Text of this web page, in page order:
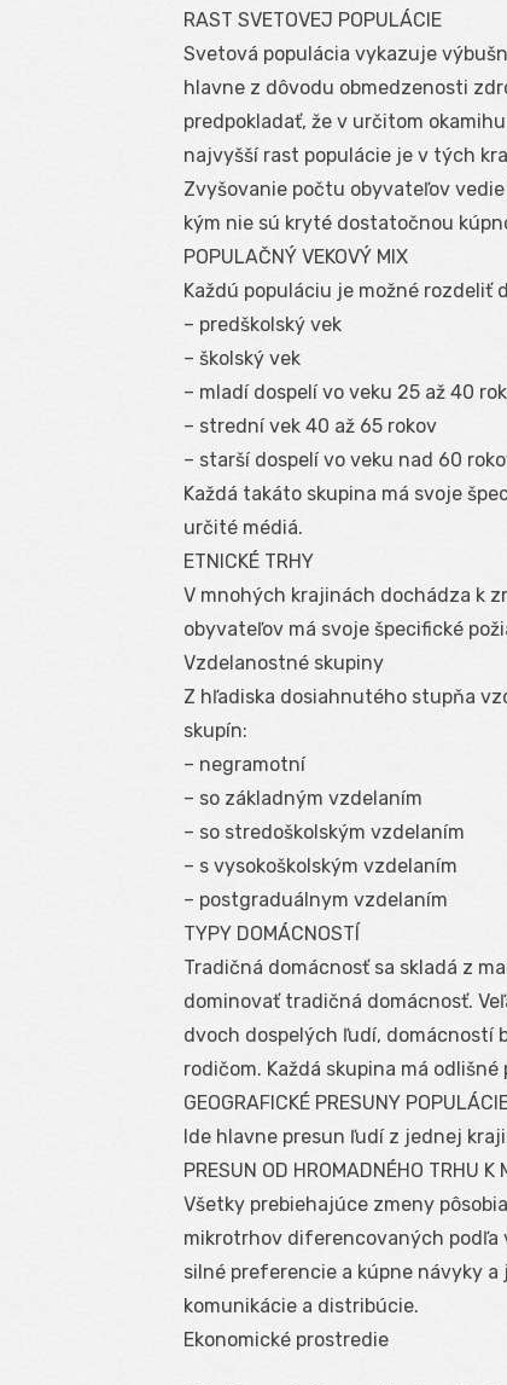
RAST SVETOVEJ POPULÁCIE
Svetová populácia vykazuje
hlavne z dôvodu obmedzenosti
predpokladať, že v určitom
najvyšší rast populácie je v tých
Zvyšovanie počtu obyvateľov
kým nie sú kryté dostatočnou
POPULAČNÝ VEKOVÝ MIX
Každú populáciu je možné rozdeliť
– predškolský vek
– školský vek
– mladí dospelí vo veku 25 až 40
– strední vek 40 až 65 rokov
– starší dospelí vo veku nad 60
Každá takáto skupina má svoje
určité médiá.
ETNICKÉ TRHY
V mnohých krajinách dochádza k
obyvateľov má svoje špecifické
Vzdelanostné skupiny
Z hľadiska dosiahnutého stupňa
skupín:
– negramotní
– so základným vzdelaním
– so stredoškolským vzdelaním
– s vysokoškolským vzdelaním
– postgraduálnym vzdelaním
TYPY DOMÁCNOSTÍ
Tradičná domácnosť sa skladá z
dominovať tradičná domácnosť.
dvoch dospelých ľudí, domácností
rodičom. Každá skupina má
GEOGRAFICKÉ PRESUNY
Ide hlavne presun ľudí z jednej
PRESUN OD HROMADNÉHO TRHU K
Všetky prebiehajúce zmeny
mikrotrhov diferencovaných podľa
silné preferencie a kúpne návyky
komunikácie a distribúcie.
Ekonomické prostredie